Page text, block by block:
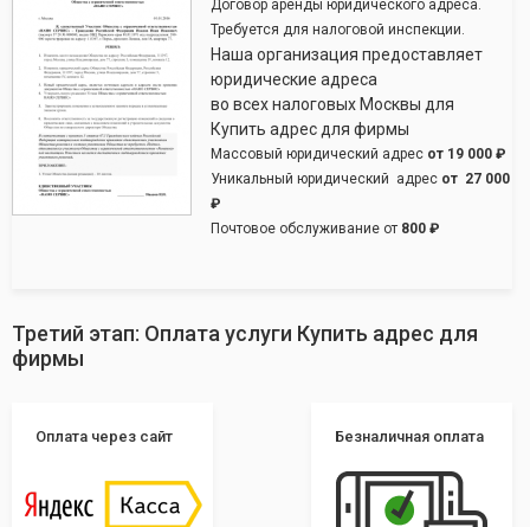
Договор аренды юридического адреса.
Требуется для налоговой инспекции.
Наша организация предоставляет
юридические адреса
во всех налоговых Москвы для
Купить адрес для фирмы
Массовый юридический адрес от 19 000 ₽
Уникальный юридический адрес от 27 000
₽
Почтовое обслуживание от 800 ₽
Третий этап: Оплата услуги Купить адрес для
фирмы
Оплата через сайт Безналичная оплата